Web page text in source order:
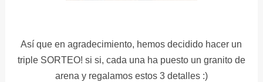
Así que en agradecimiento, hemos decidido hacer un
triple SORTEO! si si, cada una ha puesto un granito de
arena y regalamos estos 3 detalles :)